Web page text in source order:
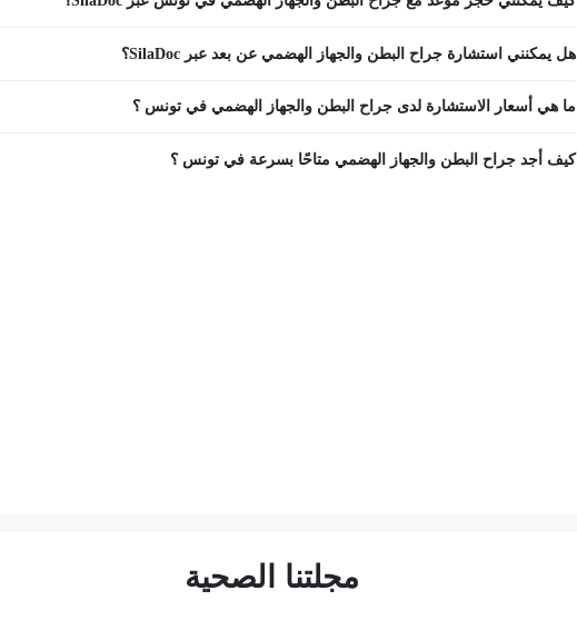
هل يمكنني استشارة جراح البطن والجهاز الهضمي عن بعد عبر SilaDoc؟
ما هي أسعار الاستشارة لدى جراح البطن والجهاز الهضمي في تونس ؟
كيف أجد جراح البطن والجهاز الهضمي متاحًا بسرعة في تونس ؟
مجلتنا الصحية